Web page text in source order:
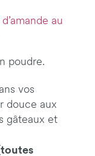
au
poudre.
vos
douce aux
gâteaux et